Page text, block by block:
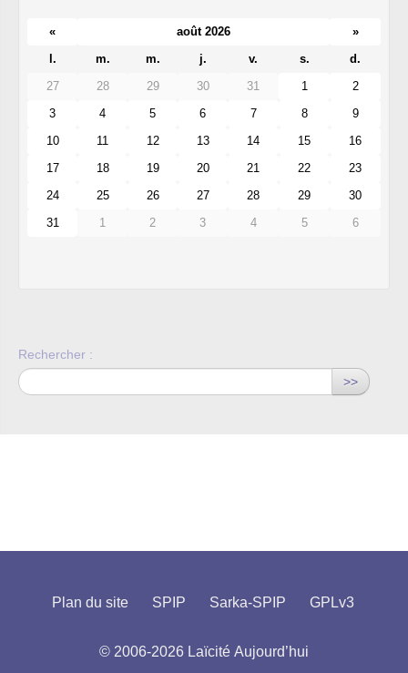
« août 2026
»
l.
m. m. j. v. s.
d.
27
28 29 30 31 1
2
3
4 5 6 7 8
9
10
11 12 13 14 15
16
17
18 19 20 21 22
23
24
25 26 27 28 29
30
31
1 2 3 4 5 6
Rechercher :
>>
Plan du site SPIP Sarka-SPIP GPLv3
© 2006-2026 Laïcité Aujourd’hui